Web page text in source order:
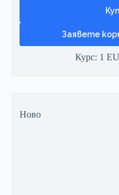
Заявете
Курс: 1
Ново